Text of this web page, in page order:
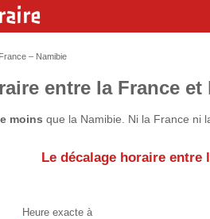
France – Namibie
entre la France et
moins que la Namibie. Ni la France ni
Le décalage horaire entre
Heure exacte à